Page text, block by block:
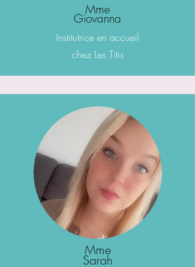
Mme
Giovanna
Institutrice en accueil
chez Les Titis
Mme
Sarah